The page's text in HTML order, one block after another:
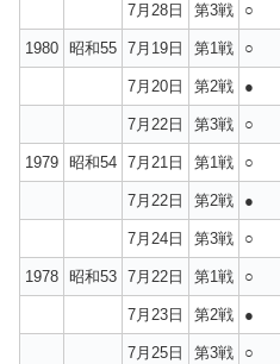
7月28日 第3戦 ○
1980 昭和55 7月19日 第1戦 ○
7月20日 第2戦 ●
7月22日 第3戦 ○
1979 昭和54 7月21日 第1戦 ○
7月22日 第2戦 ●
7月24日 第3戦 ○
1978 昭和53 7月22日 第1戦 ○
7月23日 第2戦 ●
7月25日 第3戦 ○